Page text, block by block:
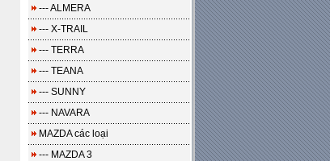
--- ALMERA
--- X-TRAIL
--- TERRA
--- TEANA
--- SUNNY
--- NAVARA
MAZDA các loại
--- MAZDA 3